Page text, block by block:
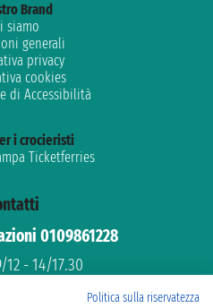
Brand
siamo
generali
privacy
cookies
di Accessibilità
i crocieristi
Ticketferries
0109861228
- 14/17.30
Politica sulla riservatezza